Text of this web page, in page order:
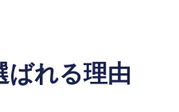
ばれる理由